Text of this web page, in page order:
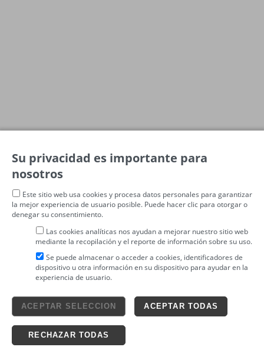
powered by4tickets S.L.
Ticketing solutions
Aviso legal
Condiciones generales
Su privacidad es importante para
nosotros
Este sitio web usa cookies y procesa datos personales para garantizar
la mejor experiencia de usuario posible. Puede hacer clic para otorgar o
denegar su consentimiento.
Las cookies analíticas nos ayudan a mejorar nuestro sitio web
mediante la recopilación y el reporte de información sobre su uso.
Se puede almacenar o acceder a cookies, identificadores de
dispositivo u otra información en su dispositivo para ayudar en la
experiencia de usuario.
ACEPTAR TODAS
ACEPTAR SELECCION
RECHAZAR TODAS